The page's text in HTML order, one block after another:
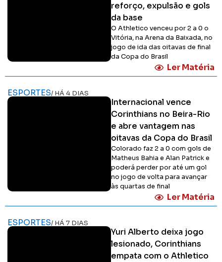
reforço, expulsão e gols
da base
O Athletico venceu por 2 a 0 o
Vitória, na Arena da Baixada, no
jogo de ida das oitavas de final
da Copa do Brasil
Ler Matéria
ESPORTES/ HÁ 4 DIAS
Internacional vence
Corinthians no Beira-Rio
e abre vantagem nas
oitavas da Copa do Brasil
Colorado faz 2 a 0 com gols de
Matheus Bahia e Alan Patrick e
poderá perder por até um gol
no jogo de volta para avançar
às quartas de final
Ler Matéria
ESPORTES/ HÁ 7 DIAS
Yuri Alberto deixa jogo
lesionado, Corinthians
empata com o Athletico